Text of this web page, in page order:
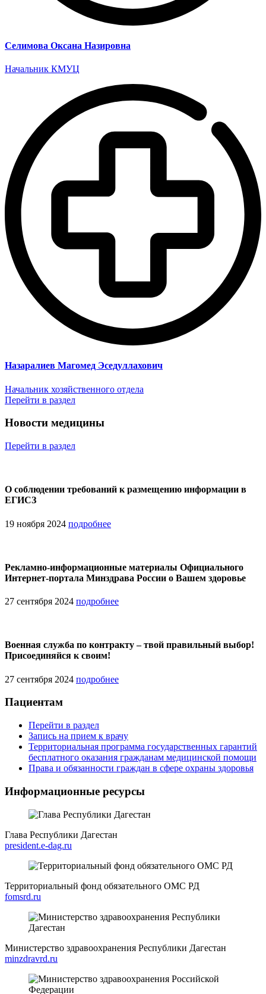
Селимова Оксана Назировна
Начальник КМУЦ
Назаралиев Магомед Эседуллахович
Начальник хозяйственного отдела
Перейти в раздел
Новости медицины
Перейти в раздел
О соблюдении требований к размещению информации в
ЕГИСЗ
19 ноября 2024 подробнее
Рекламно-информационные материалы Официального
Интернет-портала Минздрава России о Вашем здоровье
27 сентября 2024 подробнее
Военная служба по контракту – твой правильный выбор!
Присоединяйся к своим!
27 сентября 2024 подробнее
Пациентам
Перейти в раздел
Запись на прием к врачу
Территориальная программа государственных гарантий
бесплатного оказания гражданам медицинской помощи
Права и обязанности граждан в сфере охраны здоровья
Информационные ресурсы
Глава Республики Дагестан
president.e-dag.ru
Территориальный фонд обязательного ОМС РД
fomsrd.ru
Министерство здравоохранения Республики Дагестан
minzdravrd.ru